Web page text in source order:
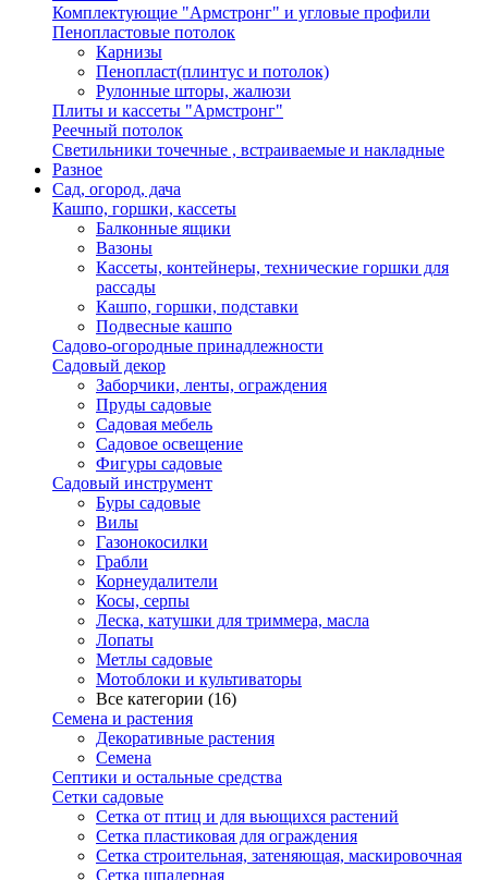
Комплектующие "Армстронг" и угловые профили
Пенопластовые потолок
Карнизы
Пенопласт(плинтус и потолок)
Рулонные шторы, жалюзи
Плиты и кассеты "Армстронг"
Реечный потолок
Светильники точечные , встраиваемые и накладные
Разное
Сад, огород, дача
Кашпо, горшки, кассеты
Балконные ящики
Вазоны
Кассеты, контейнеры, технические горшки для
рассады
Кашпо, горшки, подставки
Подвесные кашпо
Садово-огородные принадлежности
Садовый декор
Заборчики, ленты, ограждения
Пруды садовые
Садовая мебель
Садовое освещение
Фигуры садовые
Садовый инструмент
Буры садовые
Вилы
Газонокосилки
Грабли
Корнеудалители
Косы, серпы
Леска, катушки для триммера, масла
Лопаты
Метлы садовые
Мотоблоки и культиваторы
Все категории (16)
Семена и растения
Декоративные растения
Семена
Септики и остальные средства
Сетки садовые
Сетка от птиц и для вьющихся растений
Сетка пластиковая для ограждения
Сетка строительная, затеняющая, маскировочная
Сетка шпалерная